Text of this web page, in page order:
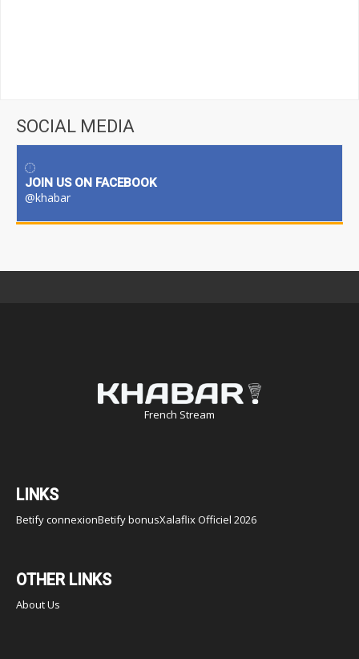
SOCIAL MEDIA
JOIN US ON FACEBOOK
@khabar
French Stream
LINKS
Betify connexionBetify bonusXalaflix Officiel 2026
OTHER LINKS
About Us